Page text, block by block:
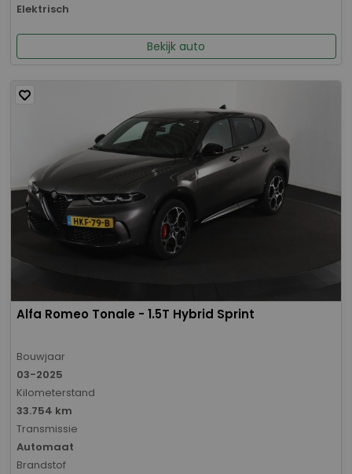
Elektrisch
Bekijk auto
Alfa Romeo Tonale - 1.5T Hybrid Sprint
Bouwjaar
03-2025
Kilometerstand
33.754 km
Transmissie
Automaat
Brandstof